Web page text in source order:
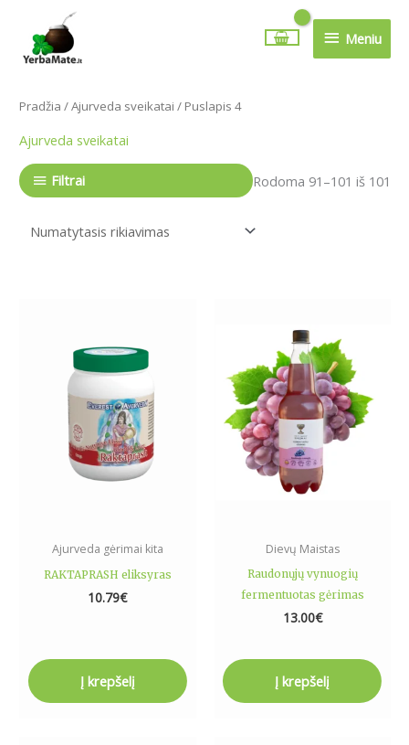
turinio
Meniu
Meniu
Pradžia /Ajurveda sveikatai / Puslapis 4
Ajurveda sveikatai
Filtrai Rodoma 91–101 iš 101
Ajurveda gėrimai kita
RAKTAPRASH eliksyras
10.79€
Į krepšelį
Dievų Maistas
Raudonųjų vynuogių
fermentuotas gėrimas
13.00€
Į krepšelį